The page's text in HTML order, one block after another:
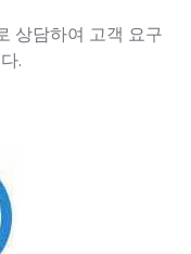
상담하여 고객 요구
.